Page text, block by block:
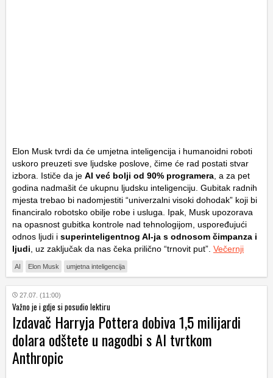
Elon Musk tvrdi da će umjetna inteligencija i humanoidni roboti
uskoro preuzeti sve ljudske poslove, čime će rad postati stvar
izbora. Ističe da je AI već bolji od 90% programera , a za pet
godina nadmašit će ukupnu ljudsku inteligenciju. Gubitak radnih
mjesta trebao bi nadomjestiti “univerzalni visoki dohodak” koji bi
financiralo robotsko obilje robe i usluga. Ipak, Musk upozorava
na opasnost gubitka kontrole nad tehnologijom, uspoređujući
odnos ljudi i superinteligentnog AI-ja s odnosom čimpanza i
ljudi , uz zaključak da nas čeka prilično “trnovit put”. Večernji
AI Elon Musk umjetna inteligencija
27.07. (11:00)
Važno je i gdje si posudio lektiru
Izdavač Harryja Pottera dobiva 1,5 milijardi
dolara odštete u nagodbi s AI tvrtkom
Anthropic